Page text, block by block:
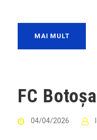
MAI MULT
FC
04/04/2026